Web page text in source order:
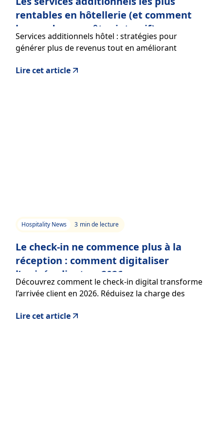
rentables en hôtellerie (et comment
les vendre sans être intrusif)
Services additionnels hôtel : stratégies pour
générer plus de revenus tout en améliorant
Lire cet article
Hospitality News 3 min de lecture
Le check-in ne commence plus à la
réception : comment digitaliser
l’arrivée client en 2026
Découvrez comment le check-in digital transforme
l’arrivée client en 2026. Réduisez la charge des
augmentez vos revenus avec une solution fluide et
Lire cet article